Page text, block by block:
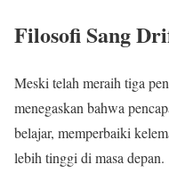
Filosofi Sang
Meski telah meraih tiga
menegaskan bahwa
belajar, memperbaiki
lebih tinggi di masa depan.